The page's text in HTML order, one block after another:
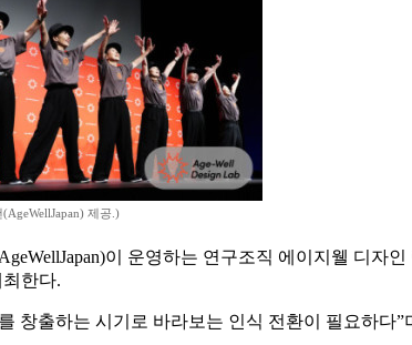
제공.)
이 운영하는 연구조직 에이지웰 디자인
최한다.
창출하는 시기로 바라보는 인식 전환이 필요하다